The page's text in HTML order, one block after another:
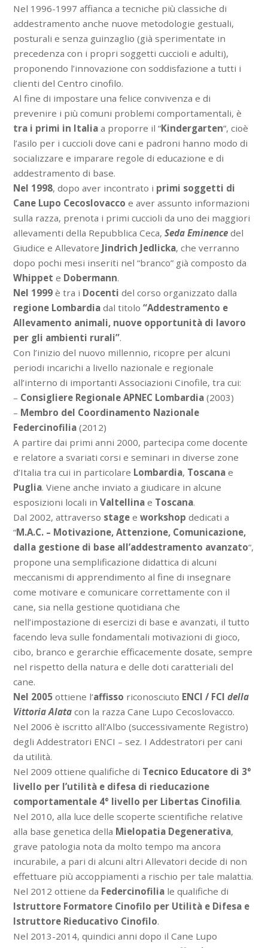
Nel 1996-1997 affianca a tecniche più classiche di
addestramento anche nuove metodologie gestuali,
posturali e senza guinzaglio (già sperimentate in
precedenza con i propri soggetti cuccioli e adulti),
proponendo l’innovazione con soddisfazione a tutti i
clienti del Centro cinofilo.
Al fine di impostare una felice convivenza e di
prevenire i più comuni problemi comportamentali, è
tra i primi in Italia a proporre il “Kindergarten“, cioè
l’asilo per i cuccioli dove cani e padroni hanno modo di
socializzare e imparare regole di educazione e di
addestramento di base.
Nel 1998, dopo aver incontrato i primi soggetti di
Cane Lupo Cecoslovacco e aver assunto informazioni
sulla razza, prenota i primi cuccioli da uno dei maggiori
allevamenti della Repubblica Ceca,Seda Eminence del
Giudice e Allevatore Jindrich Jedlicka, che verranno
dopo pochi mesi inseriti nel “branco” già composto da
Whippet e Dobermann.
Nel 1999 è tra i Docenti del corso organizzato dalla
regione Lombardia dal titolo“Addestramento e
Allevamento animali, nuove opportunità di lavoro
per gli ambienti rurali”.
Con l’inizio del nuovo millennio, ricopre per alcuni
periodi incarichi a livello nazionale e regionale
all’interno di importanti Associazioni Cinofile, tra cui:
– Consigliere Regionale APNEC Lombardia (2003)
– Membro del Coordinamento Nazionale
Federcinofilia (2012)
A partire dai primi anni 2000, partecipa come docente
e relatore a svariati corsi e seminari in diverse zone
d’Italia tra cui in particolare Lombardia, Toscana e
Puglia. Viene anche inviato a giudicare in alcune
esposizioni locali inValtellina e Toscana.
Dal 2002, attraverso stage eworkshop dedicati a
“M.A.C. – Motivazione, Attenzione, Comunicazione,
dalla gestione di base all’addestramento avanzato“,
propone una semplificazione didattica di alcuni
meccanismi di apprendimento al fine di insegnare
come motivare e comunicare correttamente con il
cane, sia nella gestione quotidiana che
nell’impostazione di esercizi di base e avanzati, il tutto
facendo leva sulle fondamentali motivazioni di gioco,
cibo, branco e gerarchie efficacemente dosate, sempre
nel rispetto della natura e delle doti caratteriali del
cane.
Nel 2005 ottiene l’affisso riconosciuto ENCI / FCI della
Vittoria Alata con la razza Cane Lupo Cecoslovacco.
Nel 2006 è iscritto all’Albo (successivamente Registro)
degli Addestratori ENCI – sez. I Addestratori per cani
da utilità.
Nel 2009 ottiene qualifiche di Tecnico Educatore di 3°
livello per l’utilità e difesa di rieducazione
comportamentale 4° livello per Libertas Cinofilia.
Nel 2010, alla luce delle scoperte scientifiche relative
alla base genetica della Mielopatia Degenerativa,
grave patologia nota da molto tempo ma ancora
incurabile, a pari di alcuni altri Allevatori decide di non
effettuare più accoppiamenti a rischio per tale malattia.
Nel 2012 ottiene da Federcinofilia le qualifiche di
Istruttore Formatore Cinofilo per Utilità e Difesa e
Istruttore Rieducativo Cinofilo.
Nel 2013-2014, quindici anni dopo il Cane Lupo